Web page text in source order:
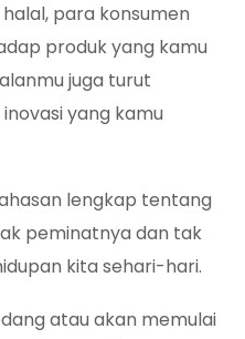
para konsumen
produk yang kamu
juga turut
yang kamu
lengkap tentang
peminatnya dan tak
kita sehari-hari.
atau akan memulai